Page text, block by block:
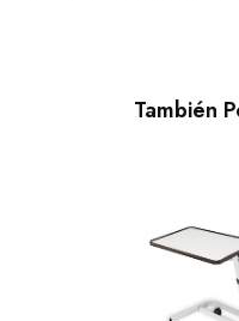
También